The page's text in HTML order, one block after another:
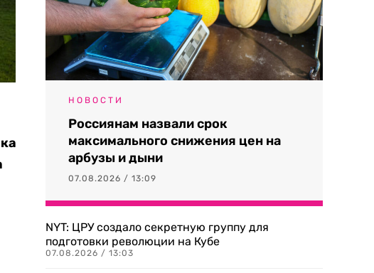
НОВОСТИ
Россиянам назвали срок
максимального снижения цен на
арбузы и дыни
07.08.2026 / 13:09
NYT: ЦРУ создало секретную группу для
подготовки революции на Кубе
07.08.2026 / 13:03